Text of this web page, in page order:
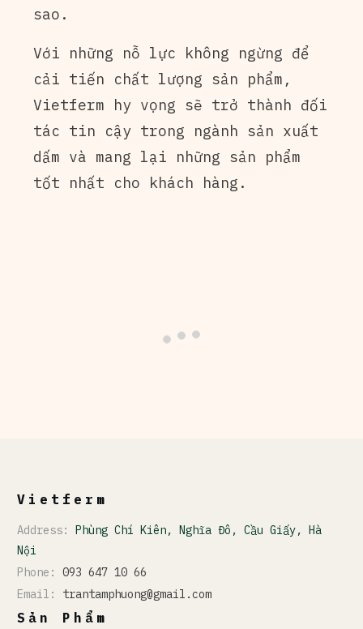
sao.
Với những nỗ lực không ngừng để
cải tiến chất lượng sản phẩm,
Vietferm hy vọng sẽ trở thành đối
tác tin cậy trong ngành sản xuất
dấm và mang lại những sản phẩm
tốt nhất cho khách hàng.
Vietferm
Address: Phùng Chí Kiên, Nghĩa Đô, Cầu Giấy, Hà
Nội
Phone: 093 647 10 66
Email: trantamphuong@gmail.com
Sản Phẩm